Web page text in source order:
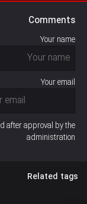
Comments
Your name
Your email
after approval by the
administration
Related tags